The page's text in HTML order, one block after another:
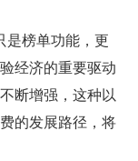
是榜单功能，更
经济的重要驱动
断增强，这种以
的发展路径，将